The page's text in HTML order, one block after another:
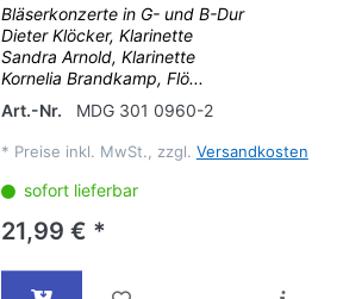
Bläserkonzerte in G- und B-Dur
Dieter Klöcker, Klarinette
Sandra Arnold, Klarinette
Kornelia Brandkamp, Flö...
Art.-Nr.
MDG 301 0960-2
* Preise inkl. MwSt., zzgl. Versandkosten
sofort lieferbar
21,99 € *